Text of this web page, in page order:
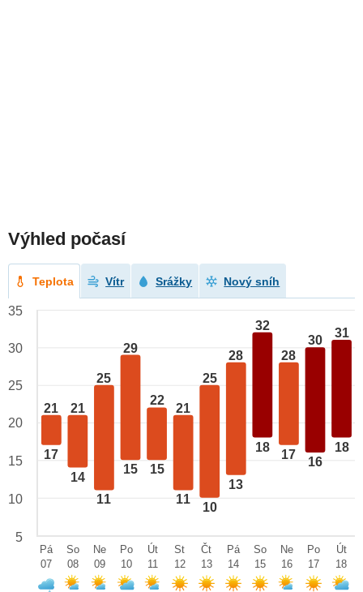
Výhled počasí
Teplota Vítr Srážky Nový sníh
21
17
21
14
25
11
29
15
22
15
21
11
25
10
28
13
32
18
28
17
30
16
31
18
35
30
25
20
15
10
5
Pá
07
So
08
Ne
09
Po
10
Út
11
St
12
Čt
13
Pá
14
So
15
Ne
16
Po
17
Út
18